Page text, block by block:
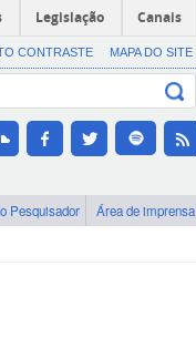
Legislação Canais
CONTRASTE MAPA DO SITE
Pesquisador Área de imprensa